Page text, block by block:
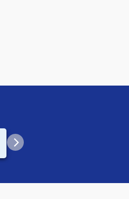
Perkembangan